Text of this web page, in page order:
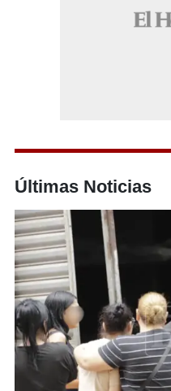
Últimas Noticias